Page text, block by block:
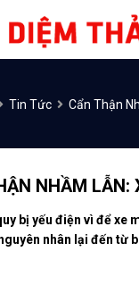
Tin Tức Cẩn Thận
NHẦM LẪN:
bị yếu điện vì để xe
nhân lại đến từ